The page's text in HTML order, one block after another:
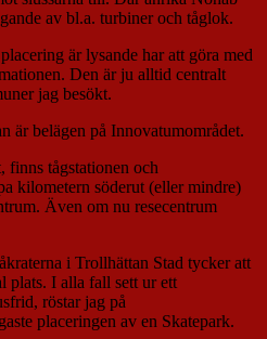
av bl.a. turbiner och tåglok.
är lysande har att göra med
Den är ju alltid centralt
jag besökt.
är belägen på Innovatumområdet.
finns tågstationen och
kilometern söderut (eller mindre)
Även om nu resecentrum
i Trollhättan Stad tycker att
plats. I alla fall sett ur ett
röstar jag på
placeringen av en Skatepark.